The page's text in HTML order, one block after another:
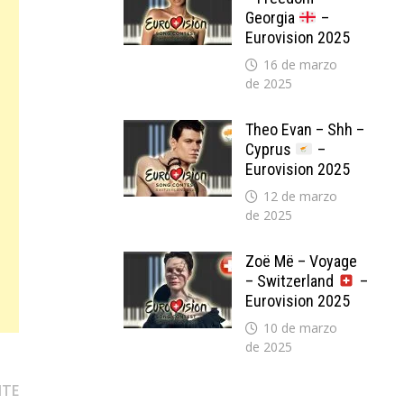
Entrada
Georgia
–
Eurovision 2025
16 de marzo
de 2025
Theo Evan – Shh –
Cyprus
–
Eurovision 2025
12 de marzo
de 2025
Zoë Më – Voyage
– Switzerland
–
Eurovision 2025
10 de marzo
de 2025